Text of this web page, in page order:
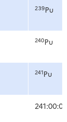
239Pu
240Pu
241Pu
241:00:00